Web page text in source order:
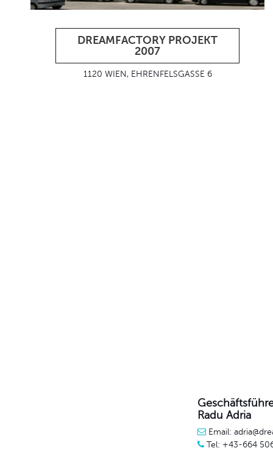
DREAMFACTORY PROJEKT
2007
1120 WIEN, EHRENFELSGASSE 6
Radu Adria
Email:
Tel: +43-664